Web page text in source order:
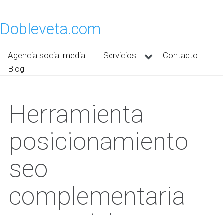
Dobleveta.com
Agencia social media Servicios
Contacto
Blog
Herramienta
posicionamiento
seo
complementaria